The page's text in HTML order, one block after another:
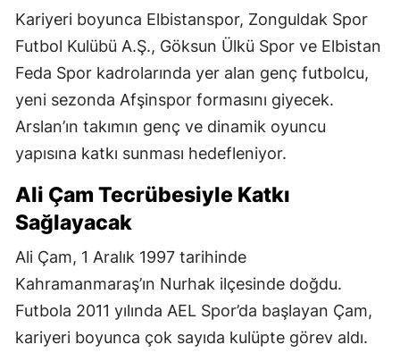
Kariyeri boyunca Elbistanspor, Zonguldak Spor
Futbol Kulübü A.Ş., Göksun Ülkü Spor ve Elbistan
Feda Spor kadrolarında yer alan genç futbolcu,
yeni sezonda Afşinspor formasını giyecek.
Arslan’ın takımın genç ve dinamik oyuncu
yapısına katkı sunması hedefleniyor.
Ali Çam Tecrübesiyle Katkı
Sağlayacak
Ali Çam, 1 Aralık 1997 tarihinde
Kahramanmaraş’ın Nurhak ilçesinde doğdu.
Futbola 2011 yılında AEL Spor’da başlayan Çam,
kariyeri boyunca çok sayıda kulüpte görev aldı.